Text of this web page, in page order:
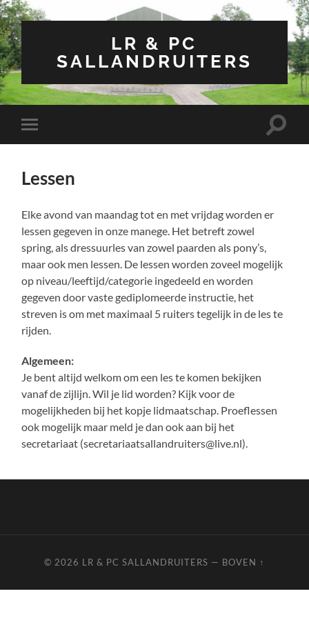
LR & PC
SALLANDRUITERS
Toggle
mobiel
Toggle
Lessen
Elke avond van maandag tot en met vrijdag worden er
lessen gegeven in onze manege. Het betreft zowel
spring, als dressuurles van zowel paarden als pony’s,
maar ook men lessen. De lessen worden zoveel mogelijk
op niveau/leeftijd/categorie ingedeeld en worden
gegeven door vaste gediplomeerde instructie, het
streven is om met maximaal 5 ruiters tegelijk in de les te
rijden.
Algemeen:
Je bent altijd welkom om een les te komen bekijken
vanaf de zijlijn. Wil je lid worden? Kijk voor de
mogelijkheden bij het kopje lidmaatschap. Proeflessen
ook mogelijk maar meld je dan ook aan bij het
secretariaat (secretariaatsallandruiters@live.nl).
© 2026 LR & PC SALLANDRUITERS — BOVEN ↑